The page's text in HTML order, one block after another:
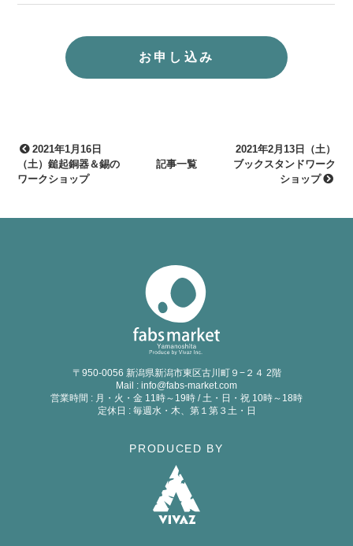
お申し込み
2021年1月16日
（土）鎚起銅器＆錫の
ワークショップ
記事一覧
2021年2月13日（土）
ブックスタンドワーク
ショップ
〒950-0056 新潟県新潟市東区古川町９−２４ 2階
Mail : info@fabs-market.com
営業時間 : 月・火・金 11時～19時 / 土・日・祝 10時～18時
定休日 : 毎週水・木、第１第３土・日
PRODUCED BY